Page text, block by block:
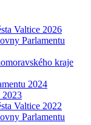
Valtice 2026
Parlamentu
kraje
2024
2023
Valtice 2022
Parlamentu